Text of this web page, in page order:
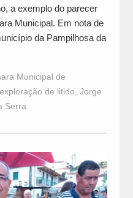
a exemplo do parecer
Municipal. Em nota de
da Pampilhosa da
Municipal de
de litido, Jorge
Serra